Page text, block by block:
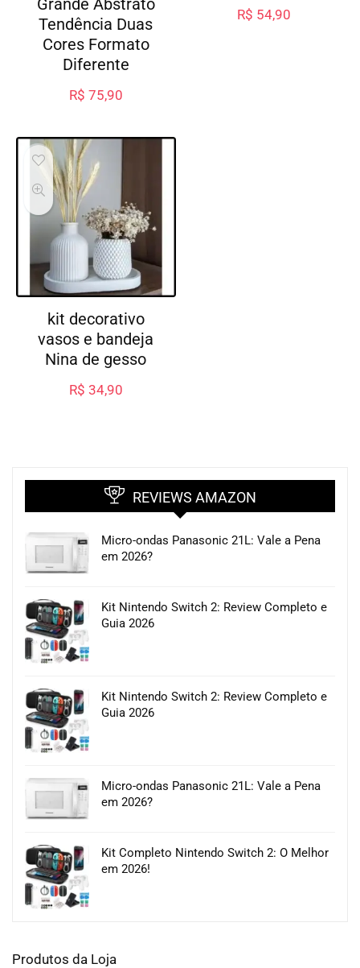
Grande Abstrato
Tendência Duas
Cores Formato
Diferente
R$ 75,90
R$ 54,90
kit decorativo
vasos e bandeja
Nina de gesso
R$ 34,90
REVIEWS AMAZON
Micro-ondas Panasonic 21L: Vale a Pena
em 2026?
Kit Nintendo Switch 2: Review Completo e
Guia 2026
Kit Nintendo Switch 2: Review Completo e
Guia 2026
Micro-ondas Panasonic 21L: Vale a Pena
em 2026?
Kit Completo Nintendo Switch 2: O Melhor
em 2026!
Produtos da Loja